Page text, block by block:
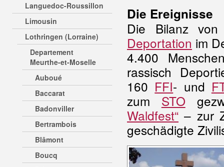
Languedoc-Roussillon
Limousin
Lothringen (Lorraine)
Departement
Meurthe-et-Moselle
Auboué
Baccarat
Badonviller
Bertrambois
Blâmont
Boucq
Die Ereignisse
Die Bilanz
Deportation im
4.400
rassisch
160 FFI- und
zum STO
Waldfest“ – zur
geschädigte